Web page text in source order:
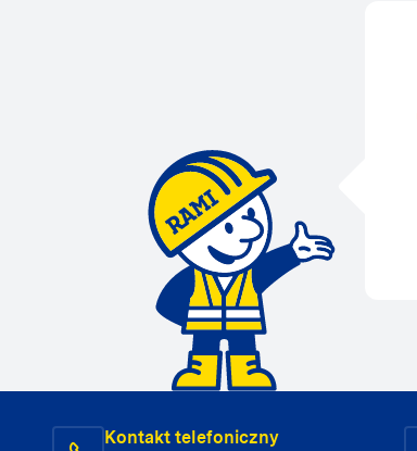
Kontakt telefoniczny